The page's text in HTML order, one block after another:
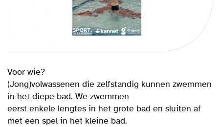
Voor wie?
(Jong)volwassenen die zelfstandig kunnen zwemmen
in het diepe bad. We zwemmen
eerst enkele lengtes in het grote bad en sluiten af
met een spel in het kleine bad.